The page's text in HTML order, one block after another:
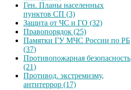
Ген. Планы населенных
пунктов СП (3)
Защита от ЧС и ГО (32)
Правопорядок (25)
Памятки ГУ МЧС России по РБ
(37)
Противопожарная безопасность
(21)
Противод. экстремизму,
антитеррор (17)